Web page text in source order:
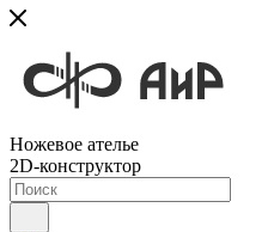
Ножевое ателье
2D-конструктор